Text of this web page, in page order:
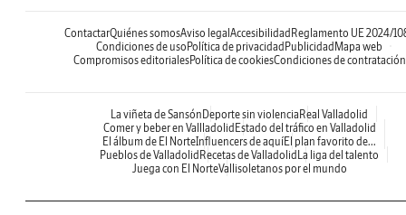
ContactarQuiénes somosAviso legal Accesibilidad Reglamento UE 2024/
Condiciones de uso Política de privacidad Publicidad Mapa web
Compromisos editorialesPolítica de cookiesCondiciones de contratación
La viñeta de Sansón Deporte sin violencia Real Valladolid
Comer y beber en Vallladolid Estado del tráfico en Valladolid
El álbum de El NorteInfluencers de aquíEl plan favorito de...
Pueblos de Valladolid Recetas de Valladolid La liga del talento
Juega con El NorteVallisoletanos por el mundo